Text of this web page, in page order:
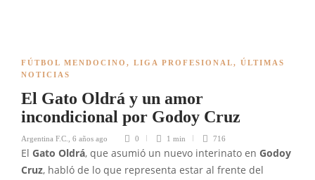
FÚTBOL MENDOCINO , LIGA PROFESIONAL, ÚLTIMAS
NOTICIAS
El Gato Oldrá y un amor
incondicional por Godoy Cruz
Argentina F.C. 6 años ago 0 1 min 716
El Gato Oldrá, que asumió un nuevo interinato en Godoy
Cruz, habló de lo que representa estar al frente del